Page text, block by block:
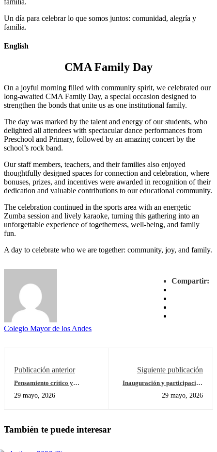
Un día para celebrar lo que somos juntos: comunidad, alegría y
familia.
English
CMA Family Day
On a joyful morning filled with community spirit, we celebrated our
long-awaited CMA Family Day, a special occasion designed to
strengthen the bonds that unite us as one institutional family.
The day was marked by the talent and energy of our students, who
delighted all attendees with spectacular dance performances from
Preschool and Primary, followed by an amazing concert by the
school’s rock band.
Our staff members, teachers, and their families also enjoyed
thoughtfully designed spaces for connection and celebration, where
bonuses, prizes, and incentives were awarded in recognition of their
dedication and valuable contributions to our educational community.
The celebration continued in the sports area with an energetic
Zumba session and lively karaoke, turning this gathering into an
unforgettable experience of togetherness, well-being, and family
fun.
A day to celebrate who we are together: community, joy, and family.
Compartir:
Colegio Mayor de los Andes
Publicación anterior
Pensamiento crítico y
Mayor de los Andes celebró su
29 mayo, 2026
Siguiente publicación
Inauguración y participación
Municipales 2026
29 mayo, 2026
También te puede interesar